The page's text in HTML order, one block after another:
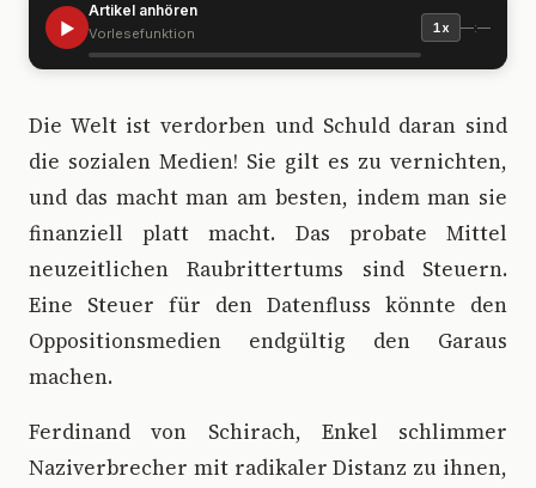
▶
Artikel anhören
Vorlesefunktion 1x —:—
Die Welt ist verdorben und Schuld daran sind
die sozialen Medien! Sie gilt es zu vernichten,
und das macht man am besten, indem man sie
finanziell platt macht. Das probate Mittel
neuzeitlichen Raubrittertums sind Steuern.
Eine Steuer für den Datenfluss könnte den
Oppositionsmedien endgültig den Garaus
machen.
Ferdinand von Schirach, Enkel schlimmer
Naziverbrecher mit radikaler Distanz zu ihnen,